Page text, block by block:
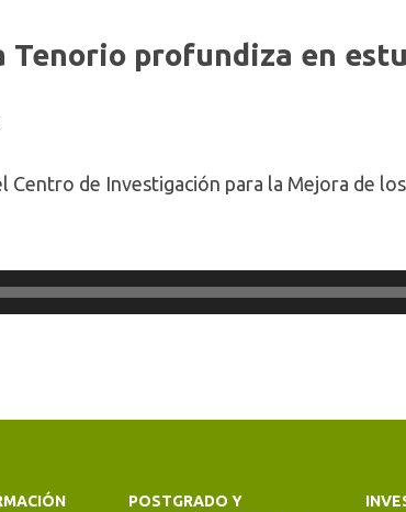
Tenorio profundiza en
de Investigación para la Mejora de
POSTGRADO Y